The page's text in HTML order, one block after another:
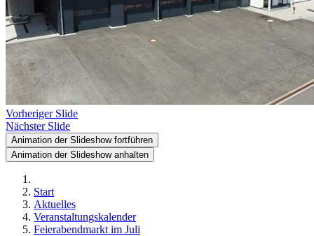
Vorheriger Slide
Nächster Slide
Animation der Slideshow fortführen
Animation der Slideshow anhalten
Start
Aktuelles
Veranstaltungskalender
Feierabendmarkt im Juli